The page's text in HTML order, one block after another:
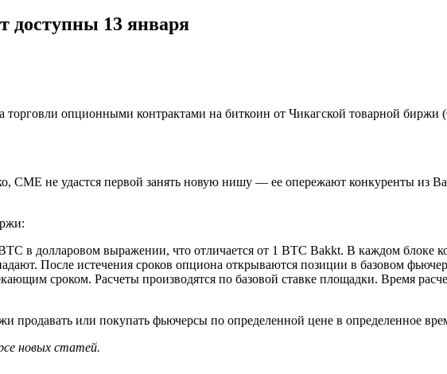
доступны 13 января
торговли опционными контрактами на биткоин от Чикагской товарной
CME не удастся первой занять новую нишу — ее опережают конкуренты из
в долларовом выражении, что отличается от 1 BTC Bakkt. В каждом блоке
После истечения сроков опциона открываются позиции в базовом
сроком. Расчеты производятся по базовой ставке площадки. Время
продавать или покупать фьючерсы по определенной цене в определенное
новых статей.